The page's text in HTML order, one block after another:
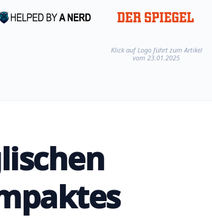
Klick auf Logo führt zum Artikel
vom 23.01.2025